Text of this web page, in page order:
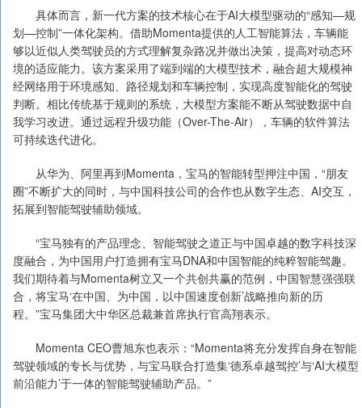
具体而言，新一代方案的技术核心在于AI大模型驱动的“感知—规
划—控制”一体化架构。借助Momenta提供的人工智能算法，车辆能
够以近似人类驾驶员的方式理解复杂路况并做出决策，提高对动态环
境的适应能力。该方案采用了端到端的大模型技术，融合超大规模神
经网络用于环境感知、路径规划和车辆控制，实现高度智能化的驾驶
判断。相比传统基于规则的系统，大模型方案能不断从驾驶数据中自
我学习改进。通过远程升级功能（Over-The-Air），车辆的软件算法
可持续迭代进化。
从华为、阿里再到Momenta，宝马的智能转型押注中国，“朋友
圈”不断扩大的同时，与中国科技公司的合作也从数字生态、AI交互，
拓展到智能驾驶辅助领域。
“宝马独有的产品理念、智能驾驶之道正与中国卓越的数字科技深
度融合，为中国用户打造拥有宝马DNA和中国智能的纯粹智能驾趣。
我们期待着与Momenta树立又一个共创共赢的范例，中国智慧强强联
合，将宝马‘在中国、为中国，以中国速度创新’战略推向新的历
程。”宝马集团大中华区总裁兼首席执行官高翔表示。
Momenta CEO曹旭东也表示：“Momenta将充分发挥自身在智能
驾驶领域的专长与优势，与宝马联合打造集‘德系卓越驾控’与‘AI大模型
前沿能力’于一体的智能驾驶辅助产品。”